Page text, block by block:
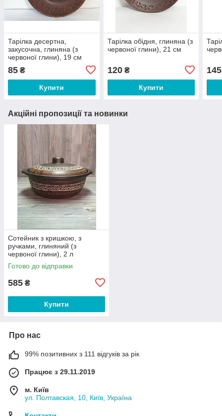
Тарілка десертна,
закусочна, глиняна (з
червоної глини), 19 см
85 ₴
Купити
Тарілка обідня, глиняна (з
червоної глини), 21 см
120₴
Купити
145
Акційні пропозиції та новинки
Сотейник з кришкою, з
ручками, глиняний (з
червоної глини), 2 л
Готово до відправки
585 ₴
Купити
Про нас
99% позитивних з 111 відгуків за рік
Працює з 29.11.2019
м. Київ
ул. Полтавская, 10, Київ, Україна